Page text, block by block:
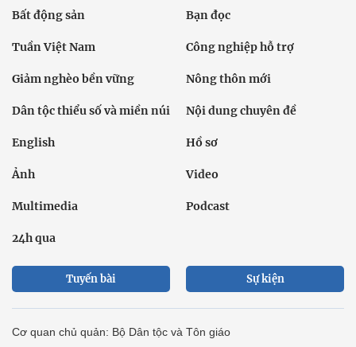
Bất động sản Bạn đọc
Tuần Việt Nam Công nghiệp hỗ trợ
Giảm nghèo bền vững Nông thôn mới
Dân tộc thiểu số và miền núi Nội dung chuyên đề
English Hồ sơ
Ảnh Video
Multimedia Podcast
24h qua
Tuyến bài Sự kiện
Cơ quan chủ quản: Bộ Dân tộc và Tôn giáo